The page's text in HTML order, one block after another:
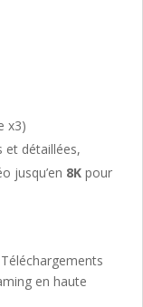
x3)
et détaillées,
jusqu’en 8K pour
en haute